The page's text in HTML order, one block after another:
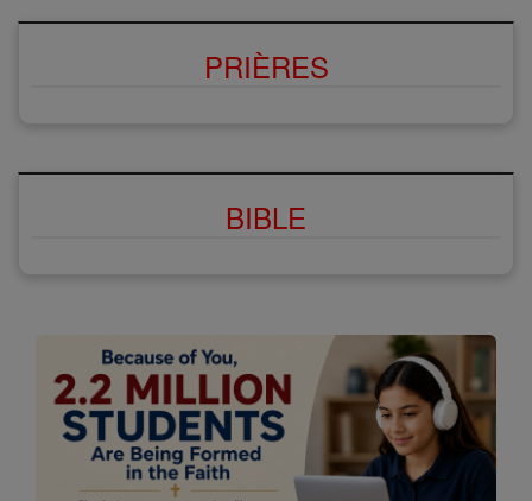
PRIÈRES
BIBLE